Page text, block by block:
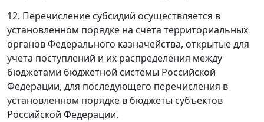
12. Перечисление субсидий осуществляется в
установленном порядке на счета территориальных
органов Федерального казначейства, открытые для
учета поступлений и их распределения между
бюджетами бюджетной системы Российской
Федерации, для последующего перечисления в
установленном порядке в бюджеты субъектов
Российской Федерации.